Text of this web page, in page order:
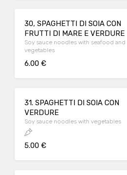
30, SPAGHETTI DI SOIA CON
FRUTTI DI MARE E VERDURE
Soy sauce noodles with seafood and
vegetables
6.00 €
31. SPAGHETTI DI SOIA CON
VERDURE
Soy sauce noodles with vegetables
5.00 €